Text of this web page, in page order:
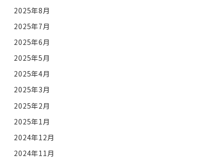
2025年8月
2025年7月
2025年6月
2025年5月
2025年4月
2025年3月
2025年2月
2025年1月
2024年12月
2024年11月